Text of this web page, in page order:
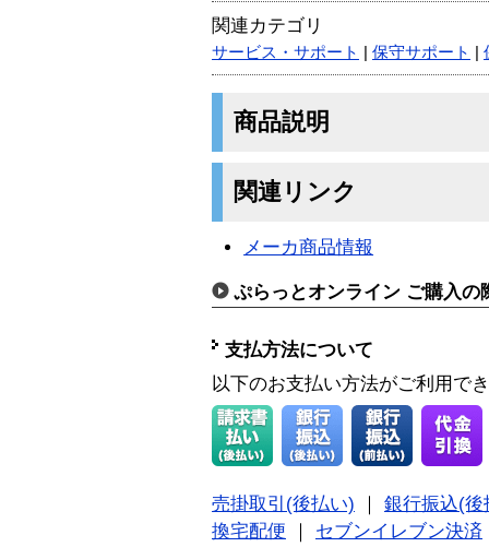
関連カテゴリ
サービス・サポート 保守サポート
商品説明
関連リンク
メーカ商品情報
ぷらっとオンライン ご購入の
支払方法について
以下のお支払い方法がご利用で
売掛取引(後払い)
銀行振込(後
換宅配便
セブンイレブン決済